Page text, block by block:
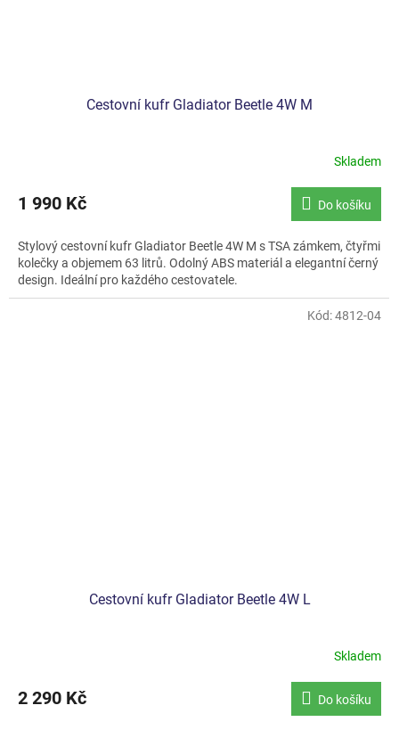
Cestovní kufr Gladiator Beetle 4W M
Skladem
1 990 Kč Do košíku
Stylový cestovní kufr Gladiator Beetle 4W M s TSA zámkem, čtyřmi
kolečky a objemem 63 litrů. Odolný ABS materiál a elegantní černý
design. Ideální pro každého cestovatele.
Cestovní kufr Gladiator Beetle 4W L
Skladem
2 290 Kč Do košíku
Kód:4812-04